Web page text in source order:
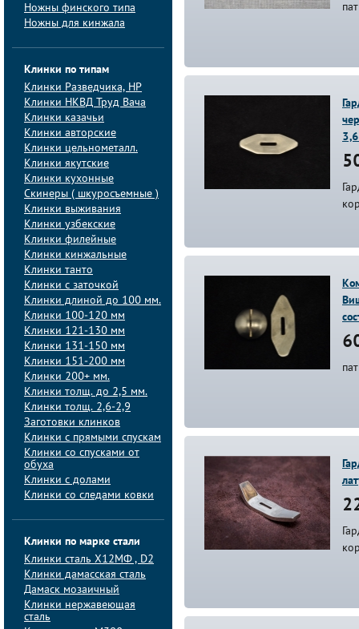
Ножны финского типа
Ножны для кинжала
Клинки по типам
Клинки Pазведчика, НP
Клинки НКВД Труд Вача
Клинки казачьи
Клинки авторские
Клинки цельнометалл.
Клинки якутские
Клинки кухонные
Скинеры ( шкуросъемные )
Клинки выживания
Клинки узбекские
Клинки филейные
Клинки кинжальные
Клинки танто
Клинки с заточкой
Клинки длиной до 100 мм.
Клинки 100-120 мм
Клинки 121-130 мм
Клинки 131-150 мм
Клинки 151-200 мм
Клинки 200+ мм.
Клинки толщ. до 2,5 мм.
Клинки толщ. 2,6-2,9
Заготовки клинков
Клинки с прямыми спускам
Клинки со спусками от
обуха
Клинки с долами
Клинки со следами ковки
Клинки по марке стали
Клинки сталь Х12МФ , D2
Клинки дамасская сталь
Дамаск мозаичный
Клинки нержавеющая
сталь